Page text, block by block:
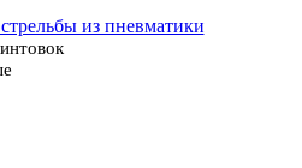
из пневматики